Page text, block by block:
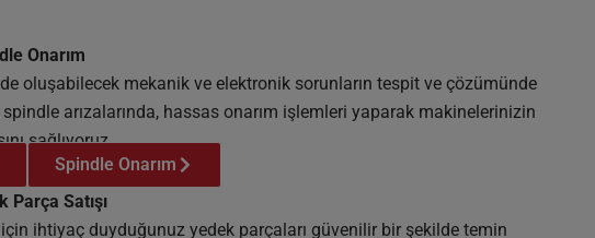
Onarım
oluşabilecek mekanik ve elektronik sorunların tespit ve çözümünde
arızalarında, hassas onarım işlemleri yaparak makinelerinizin
sağlıyoruz.
Spindle Onarım
Parça Satışı
için ihtiyaç duyduğunuz yedek parçaları güvenilir bir şekilde temin